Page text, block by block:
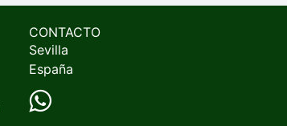
CONTACTO
Sevilla
España